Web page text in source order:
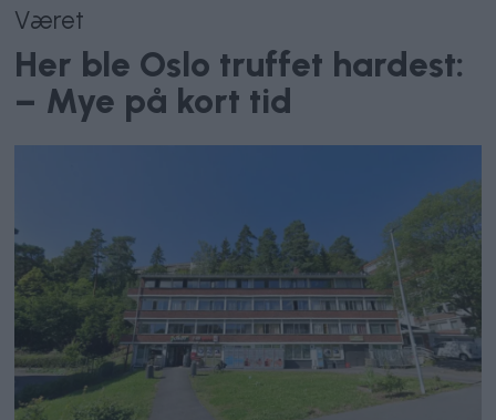
Været
Her ble Oslo truffet hardest:
– Mye på kort tid